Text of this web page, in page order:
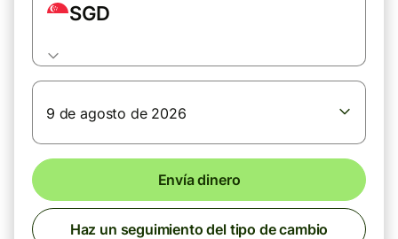
SGD
9 de agosto de 2026
Envía dinero
Haz un seguimiento del tipo de cambio